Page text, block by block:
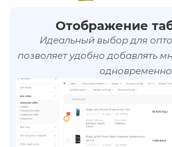
Отображение
Идеальный выбор для
позволяет удобно добавлять